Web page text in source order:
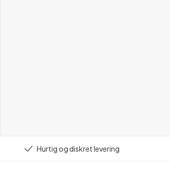
Hurtig og diskret levering